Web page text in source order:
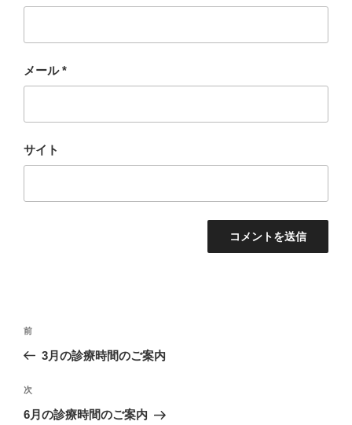
メール*
サイト
投
ビ
ゲ
過
去
投
稿
前
3月の診療時間のご案内
次
の
次
6月の診療時間のご案内